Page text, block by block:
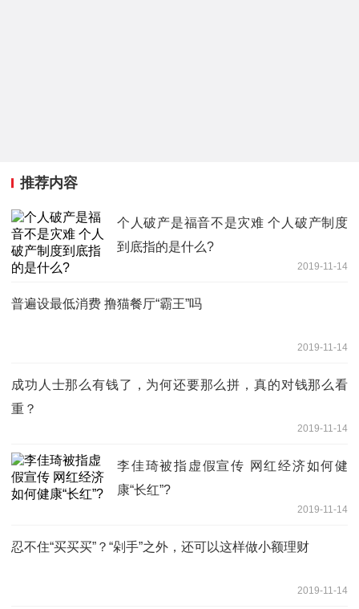
推荐内容
个人破产是福音不是灾难 个人破产制度
到底指的是什么?
2019-11-14
普遍设最低消费 撸猫餐厅“霸王”吗
2019-11-14
成功人士那么有钱了，为何还要那么拼，真的对钱那么看
重？
2019-11-14
李佳琦被指虚假宣传 网红经济如何健
康“长红”?
2019-11-14
忍不住“买买买”？“剁手”之外，还可以这样做小额理财
2019-11-14